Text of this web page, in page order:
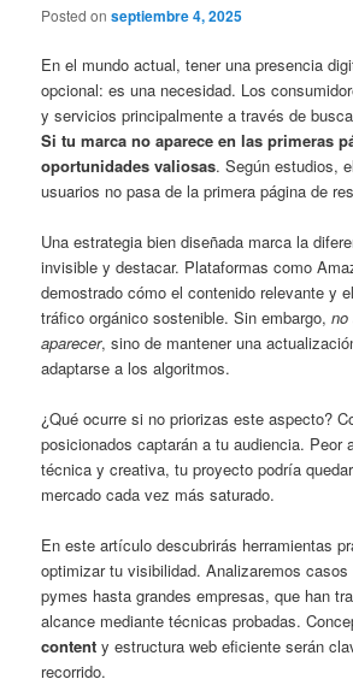
Posted onseptiembre 4, 2025
En el mundo actual, tener una presencia
opcional: es una necesidad. Los
y servicios principalmente a través de
Si tu marca no aparece en las primeras
oportunidades valiosas. Según estudios,
usuarios no pasa de la primera página de
Una estrategia bien diseñada marca la
invisible y destacar. Plataformas como
demostrado cómo el contenido relevante y
tráfico orgánico sostenible. Sin embargo,no
aparecer, sino de mantener una
adaptarse a los algoritmos.
¿Qué ocurre si no priorizas este aspecto?
posicionados captarán a tu audiencia. Peor
técnica y creativa, tu proyecto podría
mercado cada vez más saturado.
En este artículo descubrirás herramientas
optimizar tu visibilidad. Analizaremos
pymes hasta grandes empresas, que han
alcance mediante técnicas probadas.
content y estructura web eficiente serán
recorrido.